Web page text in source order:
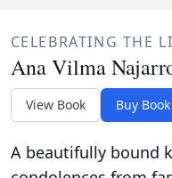
CELEBRATING THE
Ana Vilma
View Book Buy Book
A beautifully bound